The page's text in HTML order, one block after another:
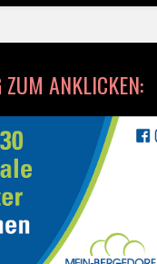
ZUM ANKLICKEN: